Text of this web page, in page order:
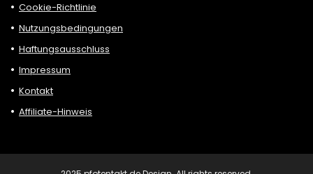
Cookie-Richtlinie
Nutzungsbedingungen
Haftungsausschluss
Impressum
Kontakt
Affiliate-Hinweis